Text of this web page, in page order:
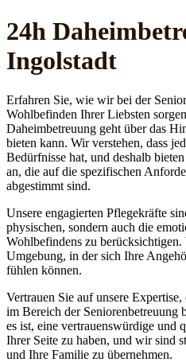
24h
Ingolstadt
Erfahren Sie, wie wir bei der
Wohlbefinden Ihrer Liebsten
Daheimbetreuung geht über das
bieten kann. Wir verstehen, dass
Bedürfnisse hat, und deshalb
an, die auf die spezifischen
abgestimmt sind.
Unsere engagierten Pflegekräfte
physischen, sondern auch die
Wohlbefindens zu
Umgebung, in der sich Ihre
fühlen können.
Vertrauen Sie auf unsere
im Bereich der
es ist, eine vertrauenswürdige und
Ihrer Seite zu haben, und wir sind
und Ihre Familie zu übernehmen.